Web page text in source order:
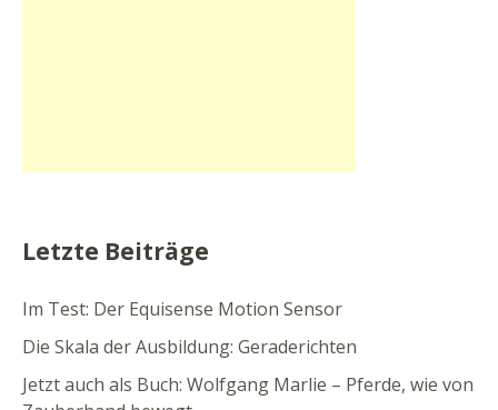
Letzte Beiträge
Im Test: Der Equisense Motion Sensor
Die Skala der Ausbildung: Geraderichten
Jetzt auch als Buch: Wolfgang Marlie – Pferde, wie von